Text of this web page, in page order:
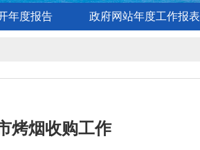
年度报告 政府网站年度工作报表
烤烟收购工作